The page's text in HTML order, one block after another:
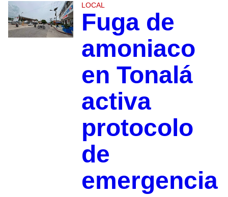
LOCAL
Fuga de
amoniaco
en Tonalá
activa
protocolo
de
emergencia